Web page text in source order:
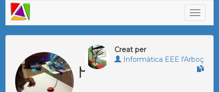
Creat per
Informàtica EEE l'Arboç
Marius